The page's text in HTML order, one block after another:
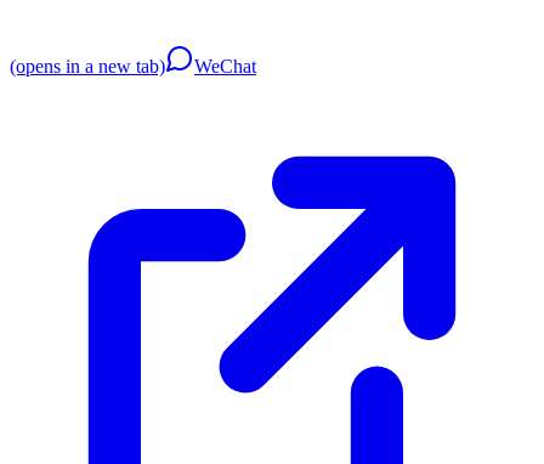
(opens in a new tab) WeChat